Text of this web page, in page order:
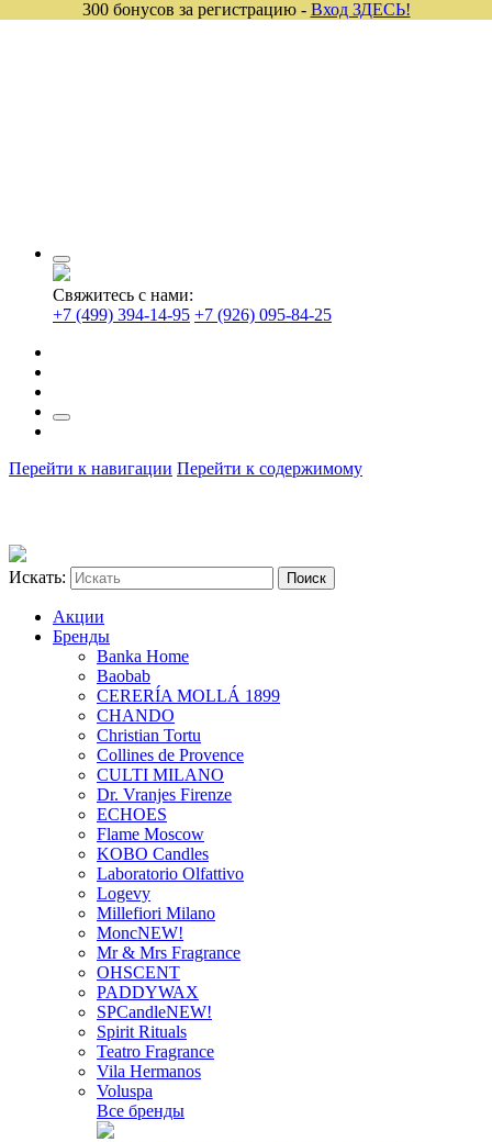
Свяжитесь с нами:
+7 (499) 394-14-95 +7 (926) 095-84-25
Перейти к навигации Перейти к содержимому
Искать:
Акции
Бренды
Banka Home
Baobab
CERERÍA MOLLÁ 1899
CHANDO
Christian Tortu
Collines de Provence
CULTI MILANO
Dr. Vranjes Firenze
ECHOES
Flame Moscow
KOBO Candles
Laboratorio Olfattivo
Logevy
Millefiori Milano
MoncNEW!
Mr & Mrs Fragrance
OHSCENT
PADDYWAX
SPCandleNEW!
Spirit Rituals
Teatro Fragrance
Vila Hermanos
Voluspa
Все бренды
300 бонусов за регистрацию - Вход ЗДЕСЬ!